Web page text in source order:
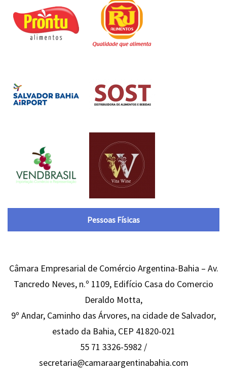
Pessoas Físicas
Câmara Empresarial de Comércio Argentina-Bahia – Av.
Tancredo Neves, n.º 1109, Edifício Casa do Comercio
Deraldo Motta,
9º Andar, Caminho das Árvores, na cidade de Salvador,
estado da Bahia, CEP 41820-021
55 71 3326-5982 /
secretaria@camaraargentinabahia.com